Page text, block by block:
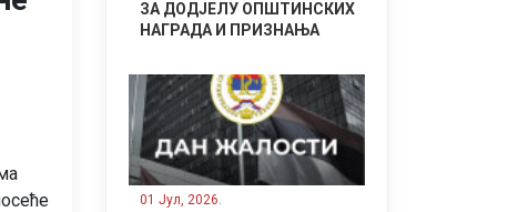
ЗА ДОДЈЕЛУ ОПШТИНСКИХ
НАГРАДА И ПРИЗНАЊА
01 Јул, 2026.